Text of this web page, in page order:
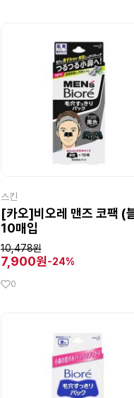
스킨
[카오]비오레 맨즈 코팩 (
10매입
10,478원
7,900원-24%
0